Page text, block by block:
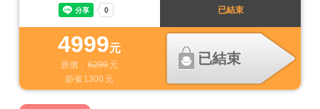
4999元
原價： 6299元
節省 1300 元
已結束
已結束